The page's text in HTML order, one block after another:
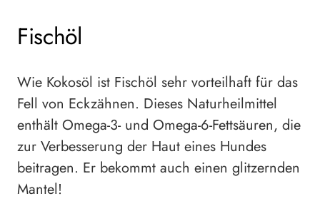
Fischöl
Wie Kokosöl ist Fischöl sehr vorteilhaft für das
Fell von Eckzähnen. Dieses Naturheilmittel
enthält Omega-3- und Omega-6-Fettsäuren, die
zur Verbesserung der Haut eines Hundes
beitragen. Er bekommt auch einen glitzernden
Mantel!